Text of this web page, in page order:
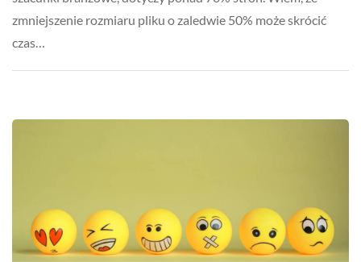
zmniejszenie rozmiaru pliku o zaledwie 50% może skrócić
czas…